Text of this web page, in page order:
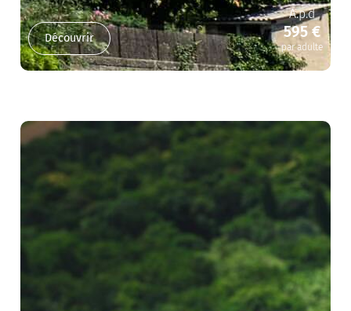
Découvrir
A.p.d
595 €
par adulte